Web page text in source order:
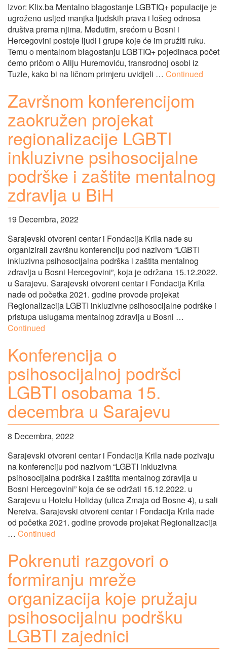
Izvor: Klix.ba Mentalno blagostanje LGBTIQ+ populacije je
ugroženo usljed manjka ljudskih prava i lošeg odnosa
društva prema njima. Međutim, srećom u Bosni i
Hercegovini postoje ljudi i grupe koje će im pružiti ruku.
Temu o mentalnom blagostanju LGBTIQ+ pojedinaca počet
ćemo pričom o Aliju Huremoviću, transrodnoj osobi iz
Tuzle, kako bi na ličnom primjeru uvidjeli … Continued
Završnom konferencijom
zaokružen projekat
regionalizacije LGBTI
inkluzivne psihosocijalne
podrške i zaštite mentalnog
zdravlja u BiH
19 Decembra, 2022
Sarajevski otvoreni centar i Fondacija Krila nade su
organizirali završnu konferenciju pod nazivom “LGBTI
inkluzivna psihosocijalna podrška i zaštita mentalnog
zdravlja u Bosni Hercegovini”, koja je održana 15.12.2022.
u Sarajevu. Sarajevski otvoreni centar i Fondacija Krila
nade od početka 2021. godine provode projekat
Regionalizacija LGBTI inkluzivne psihosocijalne podrške i
pristupa uslugama mentalnog zdravlja u Bosni …
Continued
Konferencija o
psihosocijalnoj podršci
LGBTI osobama 15.
decembra u Sarajevu
8 Decembra, 2022
Sarajevski otvoreni centar i Fondacija Krila nade pozivaju
na konferenciju pod nazivom “LGBTI inkluzivna
psihosocijalna podrška i zaštita mentalnog zdravlja u
Bosni Hercegovini” koja će se održati 15.12.2022. u
Sarajevu u Hotelu Holiday (ulica Zmaja od Bosne 4), u sali
Neretva. Sarajevski otvoreni centar i Fondacija Krila nade
od početka 2021. godine provode projekat Regionalizacija
… Continued
Pokrenuti razgovori o
formiranju mreže
organizacija koje pružaju
psihosocijalnu podršku
LGBTI zajednici